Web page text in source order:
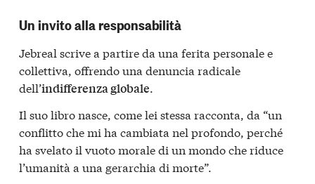
Un invito alla responsabilità
Jebreal scrive a partire da una ferita personale e
collettiva, offrendo una denuncia radicale
dell’indifferenza globale.
Il suo libro nasce, come lei stessa racconta, da “un
conflitto che mi ha cambiata nel profondo, perché
ha svelato il vuoto morale di un mondo che riduce
l’umanità a una gerarchia di morte”.